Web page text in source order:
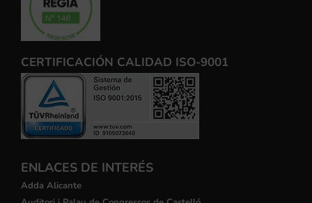
CERTIFICACIÓN CALIDAD ISO-9001
ENLACES DE INTERÉS
Adda Alicante